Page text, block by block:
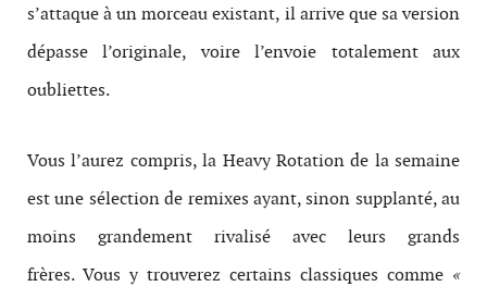
s’attaque à un morceau existant, il arrive que sa version
dépasse l’originale, voire l’envoie totalement aux
oubliettes.
Vous l’aurez compris, la Heavy Rotation de la semaine
est une sélection de remixes ayant, sinon supplanté, au
moins grandement rivalisé avec leurs grands
frères. Vous y trouverez certains classiques comme «